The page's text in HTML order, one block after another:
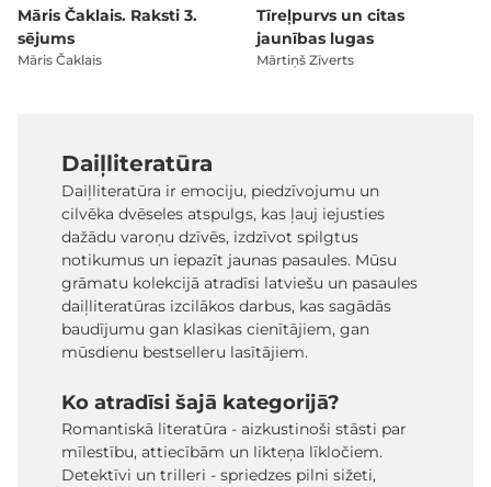
Māris Čaklais. Raksti 3.
sējums
Māris Čaklais
Tīreļpurvs un citas
jaunības lugas
Mārtiņš Zīverts
Daiļliteratūra
Daiļliteratūra ir emociju, piedzīvojumu un
cilvēka dvēseles atspulgs, kas ļauj iejusties
dažādu varoņu dzīvēs, izdzīvot spilgtus
notikumus un iepazīt jaunas pasaules. Mūsu
grāmatu kolekcijā atradīsi latviešu un pasaules
daiļliteratūras izcilākos darbus, kas sagādās
baudījumu gan klasikas cienītājiem, gan
mūsdienu bestselleru lasītājiem.
Ko atradīsi šajā kategorijā?
Romantiskā literatūra - aizkustinoši stāsti par
mīlestību, attiecībām un likteņa līkločiem.
Detektīvi un trilleri - spriedzes pilni sižeti,